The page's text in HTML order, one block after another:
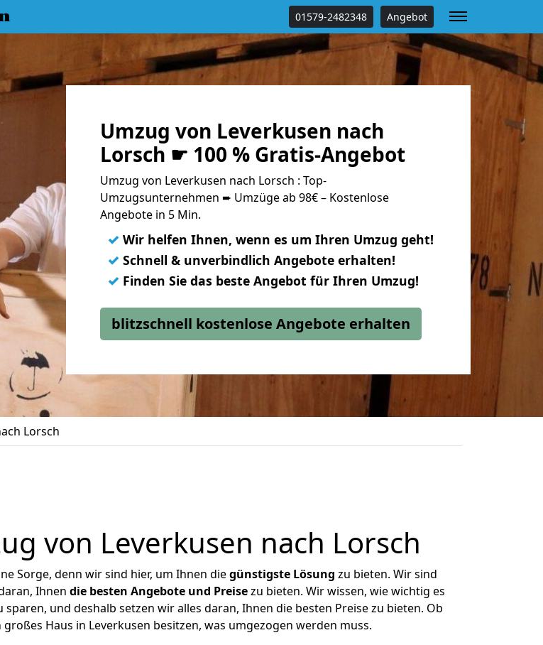
01579-2482348 Angebot
Umzug von Leverkusen nach
Lorsch ☛ 100 % Gratis-Angebot
Umzug von Leverkusen nach Lorsch : Top-
Umzugsunternehmen ➨ Umzüge ab 98€ – Kostenlose
Angebote in 5 Min.
✓ Wir helfen Ihnen, wenn es um Ihren Umzug geht!
✓ Schnell & unverbindlich Angebote erhalten!
✓ Finden Sie das beste Angebot für Ihren Umzug!
blitzschnell kostenlose Angebote erhalten
Lorsch
von Leverkusen nach Lorsch
Sorge, denn wir sind hier, um Ihnen diegünstigste Lösung zu bieten. Wir sind
Ihnen die besten Angebote und Preisezu bieten. Wir wissen, wie wichtig es
und deshalb setzen wir alles daran, Ihnen die besten Preise zu bieten. Ob
Haus in Leverkusen besitzen, was umgezogen werden muss.